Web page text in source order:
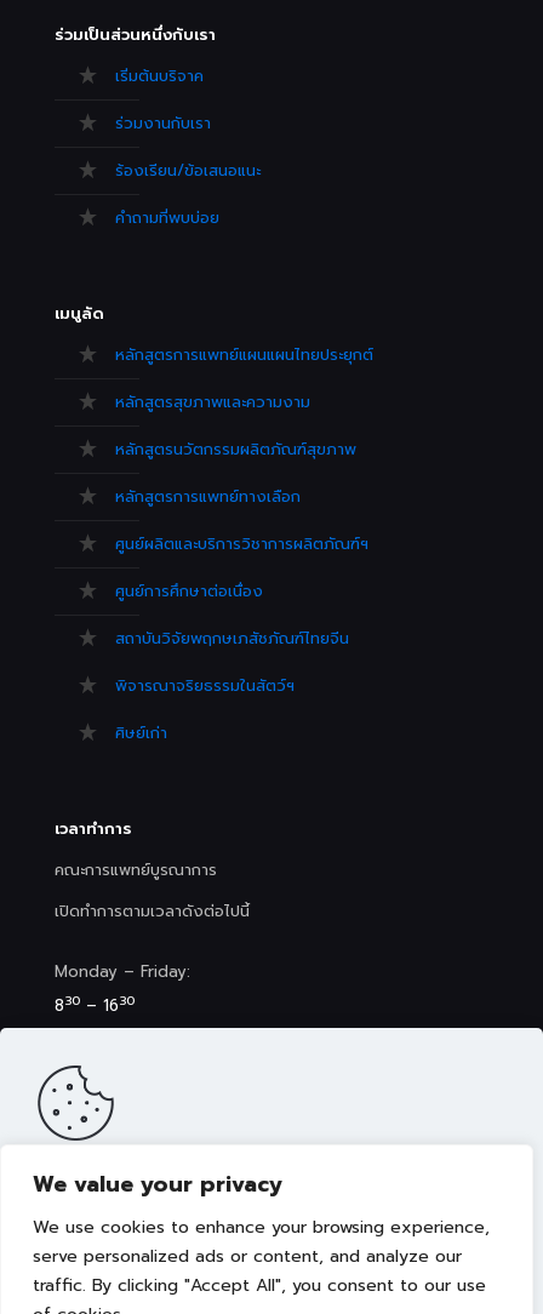
We value your privacy
We use cookies to enhance your browsing experience,
serve personalized ads or content, and analyze our
traffic. By clicking "Accept All", you consent to our use
ร่วมเป็นส่วนหนึ่งกับเรา
เริ่มต้นบริจาค
ร่วมงานกับเรา
ร้องเรียน/ข้อเสนอแนะ
คำถามที่พบบ่อย
เมนูลัด
หลักสูตรการแพทย์แผนแผนไทยประยุกต์
หลักสูตรสุขภาพและความงาม
หลักสูตรนวัตกรรมผลิตภัณฑ์สุขภาพ
หลักสูตรการแพทย์ทางเลือก
ศูนย์ผลิตและบริการวิชาการผลิตภัณฑ์ฯ
ศูนย์การศึกษาต่อเนื่อง
สถาบันวิจัยพฤกษเภสัชภัณฑ์ไทยจีน
พิจารณาจริยธรรมในสัตว์ฯ
ศิษย์เก่า
เวลาทำการ
คณะการแพทย์บูรณาการ
เปิดทำการตามเวลาดังต่อไปนี้
Monday – Friday:
830 – 1630
8 30– 17
Copyright © 2022 คณะการแพทย์บูรณาการ มหาวิทยาลัย
เว็บไซต์นี้มีการจัดเก็บคุกกี้เพื่อมอบประสบการณ์การใช้งานเว็บไซต์ของ
ขาย เลือกเนื้อหาที่เหมาะสมให้กับคุณอย่างเป็นส่วนตัว ท่านสามารถศึกษา
นโยบายการใช้คุกกี้ (Cookies Policy)ได้ที่ลิงค์นี้ การใช้งานเว็บไซต์นี้
เป็นการยอมรับข้อกำหนดและยินยอมให้เราจัดเก็บคุ้กกี้ตามนโยบายที่แจ้ง
ในเบื้องต้น